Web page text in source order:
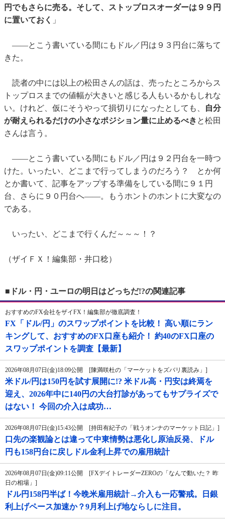
円でもさらに売る。そして、ストップロスオーダーは９９円
に置いておく
」
——とこう書いている間にもドル／円は９３円台に落ちて
きた。
読者の中には以上の松田さんの話は、売ったところからス
トップロスまでの値幅が大きいと感じる人もいるかもしれな
い。けれど、仮にそうやって損切りになったとしても、
自分
が耐えられるだけの小さなポジション量に止めるべき と松田
さんは言う。
——とこう書いている間にもドル／円は９２円台を一時つ
けた。いったい、どこまで行ってしまうのだろう？ とか何
とか書いて、記事をアップする準備をしている間に９１円
台、さらに９０円台へ——。もうホントのホントに大変なの
である。
いったい、どこまで行くんだ～～～！？
（ザイＦＸ！編集部・井口稔）
■ドル・円・ユーロの明日はどっちだ!?の関連記事
おすすめのFX会社をザイFX！編集部が徹底調査！
FX「ドル/円」のスワップポイントを比較！ 高い順にラン
キングして、おすすめのFX口座も紹介！ 約40のFX口座の
スワップポイントを調査【最新】
2026年08月07日(金)18:09公開 [陳満咲杜の「マーケットをズバリ裏読み」]
米ドル/円は150円を試す展開に!? 米ドル高・円安は終焉を
迎え、2026年中に140円の大台打診があってもサプライズで
はない！ 今回の介入は成功…
2026年08月07日(金)15:43公開 [持田有紀子の「戦うオンナのマーケット日記」]
口先の楽観論とは違って中東情勢は悪化し原油反発、ドル
円も158円台に戻しドル金利上昇での雇用統計
2026年08月07日(金)09:11公開 [FXデイトレーダーZEROの「なんで動いた？ 昨
日の相場」]
ドル円158円半ば！今晩米雇用統計→介入も一応警戒。日銀
利上げペース加速か？9月利上げ地ならしに注目。